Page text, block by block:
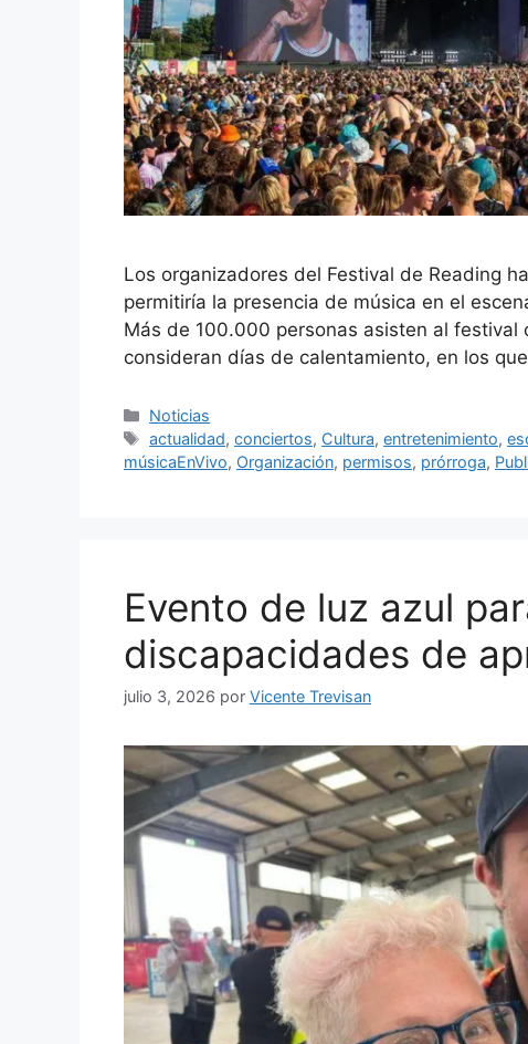
Los organizadores del Festival de Reading
permitiría la presencia de música en el
Más de 100.000 personas asisten al festival
consideran días de calentamiento, en los
Categorías
Noticias
Etiquetas
actualidad,conciertos, Cultura,entretenimiento,
músicaEnVivo, Organización, permisos, prórroga,
Evento de luz azul
discapacidades de
julio 3, 2026 por Vicente Trevisan